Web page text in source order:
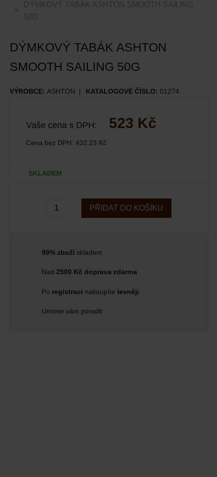
DÝMKOVÝ TABÁK ASHTON SMOOTH SAILING
50G
DÝMKOVÝ TABÁK ASHTON
SMOOTH SAILING 50G
VÝROBCE: ASHTON KATALOGOVÉ ČÍSLO: 01274
Vaše cena s DPH: 523 Kč
Cena bez DPH: 432,23 Kč
SKLADEM
PŘIDAT DO KOŠÍKU
99% zbožískladem
Nad 2500 Kč doprava zdarma
Po registraci nakoupíte levněji
Umíme vám poradit